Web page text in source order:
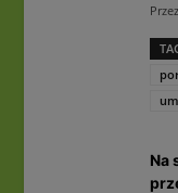
Przez
Na